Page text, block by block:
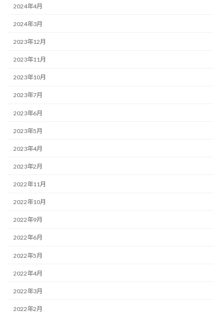
2024年4月
2024年3月
2023年12月
2023年11月
2023年10月
2023年7月
2023年6月
2023年5月
2023年4月
2023年2月
2022年11月
2022年10月
2022年9月
2022年6月
2022年5月
2022年4月
2022年3月
2022年2月